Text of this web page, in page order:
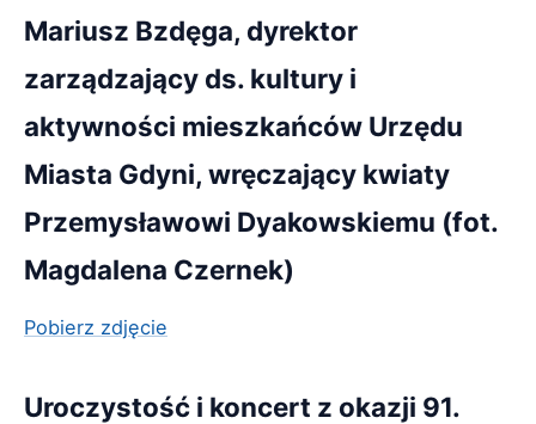
Mariusz Bzdęga, dyrektor
zarządzający ds. kultury i
aktywności mieszkańców Urzędu
Miasta Gdyni, wręczający kwiaty
Przemysławowi Dyakowskiemu (fot.
Magdalena Czernek)
Pobierz zdjęcie
Uroczystość i koncert z okazji 91.